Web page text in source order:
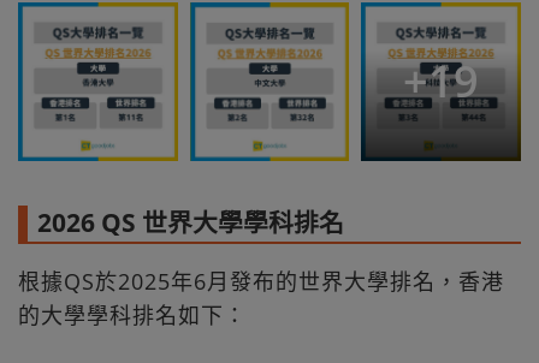
+19
2026 QS 世界大學學科排名
根據QS於2025年6月發布的世界大學排名，香港
的大學學科排名如下：